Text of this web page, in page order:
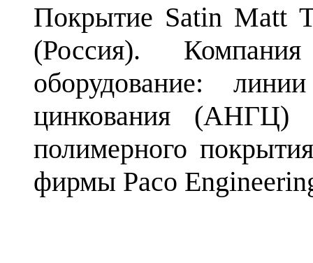
Покрытие Satin Matt
(Россия). Компания
оборудование:
цинкования (АНГЦ)
полимерного
фирмы Расо